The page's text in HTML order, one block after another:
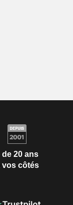
de 20 ans
vos côtés